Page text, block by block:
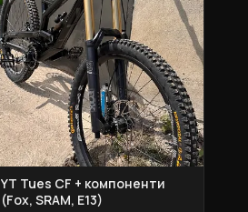
YT Tues CF + компоненти
(Fox, SRAM, E13)